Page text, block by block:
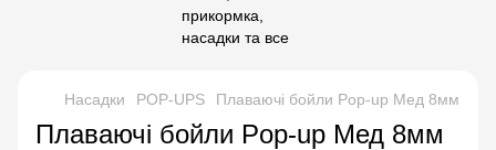
Насадки POP-UPS Плаваючі бойли Pop-up Мед 8мм
Плаваючі бойли Pop-up Мед 8мм